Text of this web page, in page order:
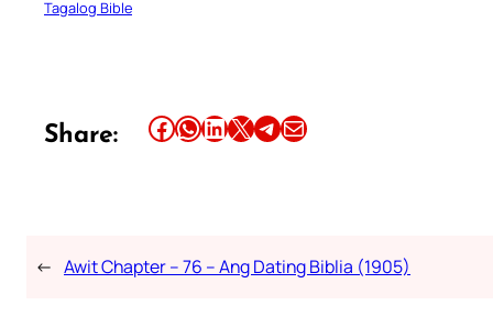
Tagalog Bible
Share: Share this article on Facebook Share this article on WhatsApp Share this article on LinkedIn Share this article on X Share this article on TelegramEmail this Article
← Awit Chapter – 76 – Ang Dating Biblia (1905)